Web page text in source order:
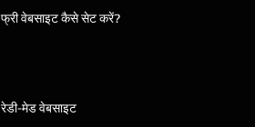
फ्री वेबसाइट कैसे सेट करें?
रेडी-मेड वेबसाइट